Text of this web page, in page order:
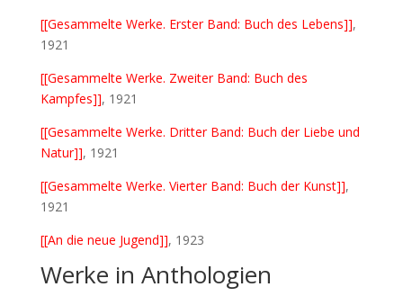
[[Gesammelte Werke. Erster Band: Buch des Lebens]],
1921
[[Gesammelte Werke. Zweiter Band: Buch des
Kampfes]], 1921
[[Gesammelte Werke. Dritter Band: Buch der Liebe und
Natur]], 1921
[[Gesammelte Werke. Vierter Band: Buch der Kunst]],
1921
[[An die neue Jugend]], 1923
Werke in Anthologien